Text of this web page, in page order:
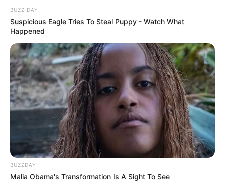
BUZZ DAY
Suspicious Eagle Tries To Steal Puppy - Watch What
Happened
BUZZDAY
Malia Obama's Transformation Is A Sight To See